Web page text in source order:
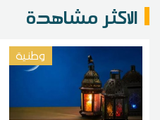
الاكثر مشاهدة
وطنية